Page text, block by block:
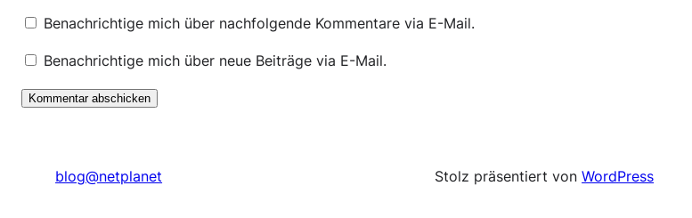
Benachrichtige mich über nachfolgende Kommentare via E-Mail.
Benachrichtige mich über neue Beiträge via E-Mail.
blog@netplanet Stolz präsentiert vonWordPress